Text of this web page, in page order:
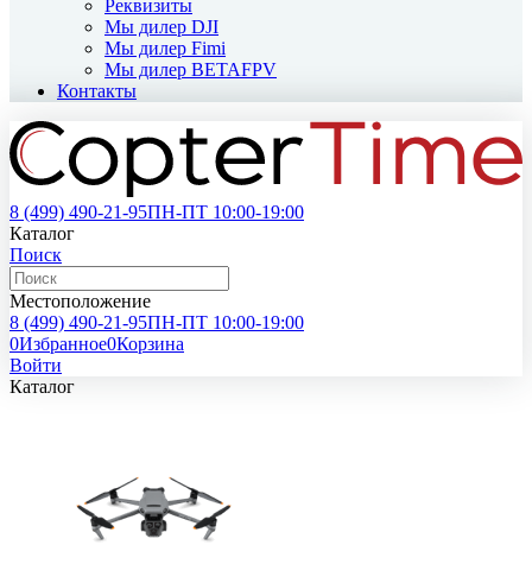
Реквизиты
Мы дилер DJI
Мы дилер Fimi
Мы дилер BETAFPV
Контакты
8 (499) 490-21-95ПН-ПТ 10:00-19:00
Каталог
Поиск
Местоположение
8 (499) 490-21-95ПН-ПТ 10:00-19:00
0Избранное0Корзина
Войти
Каталог